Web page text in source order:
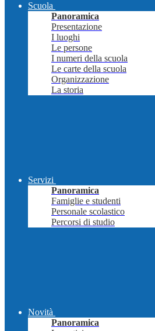
Scuola
Panoramica
Presentazione
I luoghi
Le persone
I numeri della scuola
Le carte della scuola
Organizzazione
La storia
Servizi
Panoramica
Famiglie e studenti
Personale scolastico
Percorsi di studio
Novità
Panoramica